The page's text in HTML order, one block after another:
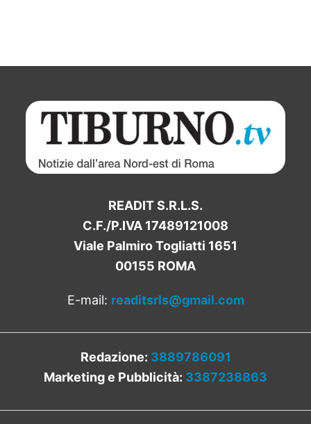
READIT S.R.L.S.
C.F./P.IVA 17489121008
Viale Palmiro Togliatti 1651
00155 ROMA
E-mail: readitsrls@gmail.com
Redazione: 3889786091
Marketing e Pubblicità: 3387238863